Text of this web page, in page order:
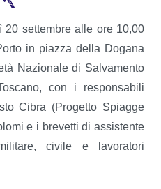
20 settembre alle ore 10,00
in piazza della Dogana
Nazionale di Salvamento
con i responsabili
Cibra (Progetto Spiagge
e i brevetti di assistente
civile e lavoratori